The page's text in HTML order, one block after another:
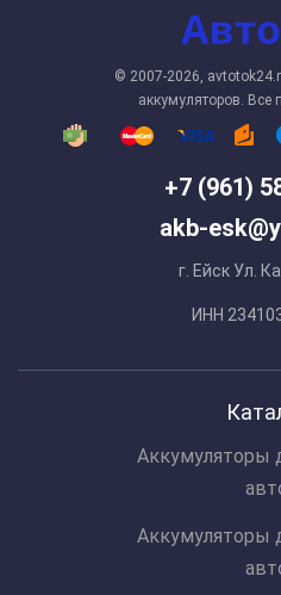
+7 (961)
akb-
г. Ейск Ул.
ИНН
© 2007-2026,
аккумуляторов.
Аккумуляторы
Аккумуляторы